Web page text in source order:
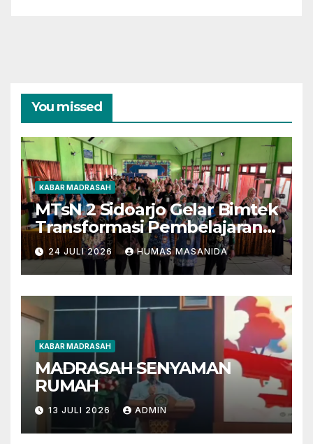
You missed
KABAR MADRASAH
MTsN 2 Sidoarjo Gelar Bimtek
Transformasi Pembelajaran
Berbasis AI dan Deep
Learning
24 JULI 2026 HUMAS MASANIDA
KABAR MADRASAH
MADRASAH SENYAMAN
RUMAH
13 JULI 2026 ADMIN